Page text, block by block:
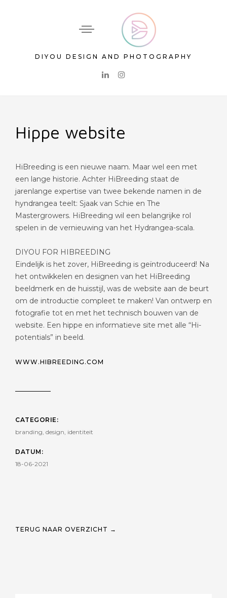
DIYOU DESIGN AND PHOTOGRAPHY
Hippe website
HiBreeding is een nieuwe naam. Maar wel een met
een lange historie. Achter HiBreeding staat de
jarenlange expertise van twee bekende namen in de
hyndrangea teelt: Sjaak van Schie en The
Mastergrowers. HiBreeding wil een belangrijke rol
spelen in de vernieuwing van het Hydrangea-scala.
DIYOU FOR HIBREEDING
Eindelijk is het zover, HiBreeding is geïntroduceerd! Na
het ontwikkelen en designen van het HiBreeding
beeldmerk en de huisstijl, was de website aan de beurt
om de introductie compleet te maken! Van ontwerp en
fotografie tot en met het technisch bouwen van de
website. Een hippe en informatieve site met alle “Hi-
potentials” in beeld.
WWW.HIBREEDING.COM
CATEGORIE:
branding, design, identiteit
DATUM:
18-06-2021
TERUG NAAR OVERZICHT →